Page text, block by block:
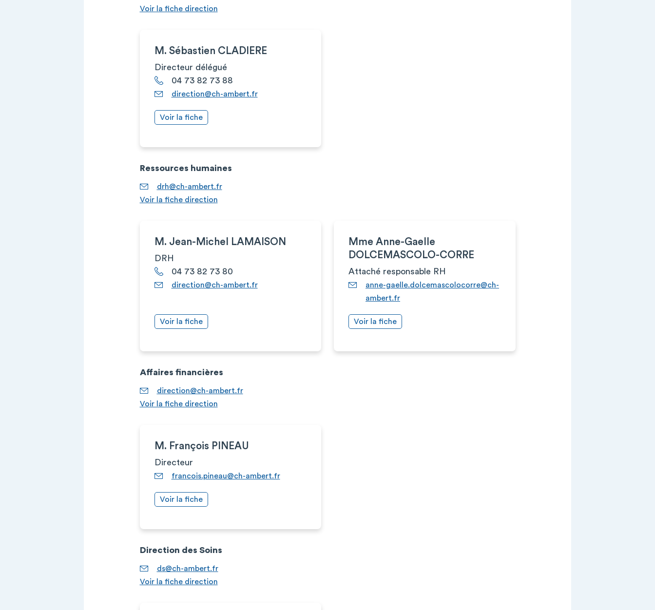
Voir la fiche direction
M. Sébastien CLADIERE
Directeur délégué
04 73 82 73 88
direction@ch-ambert.fr
Voir la fiche
Ressources humaines
drh@ch-ambert.fr
Voir la fiche direction
M. Jean-Michel LAMAISON
DRH
04 73 82 73 80
direction@ch-ambert.fr
Voir la fiche
Mme Anne-Gaelle
DOLCEMASCOLO-CORRE
Attaché responsable RH
anne-gaelle.dolcemascolocorre@ch-
ambert.fr
Voir la fiche
Affaires financières
direction@ch-ambert.fr
Voir la fiche direction
M. François PINEAU
Directeur
francois.pineau@ch-ambert.fr
Voir la fiche
Direction des Soins
ds@ch-ambert.fr
Voir la fiche direction